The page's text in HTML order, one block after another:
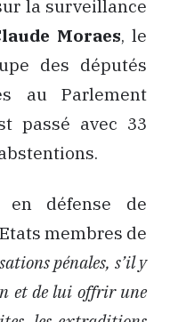
la surveillance
Moraes, le
des députés
au Parlement
passé avec 33
en défense de
membres de
pénales, s’il y
et de lui offrir une